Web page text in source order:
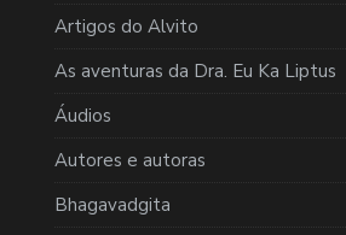
Artigos do Alvito
As aventuras da Dra. Eu Ka Liptus
Áudios
Autores e autoras
Bhagavadgita